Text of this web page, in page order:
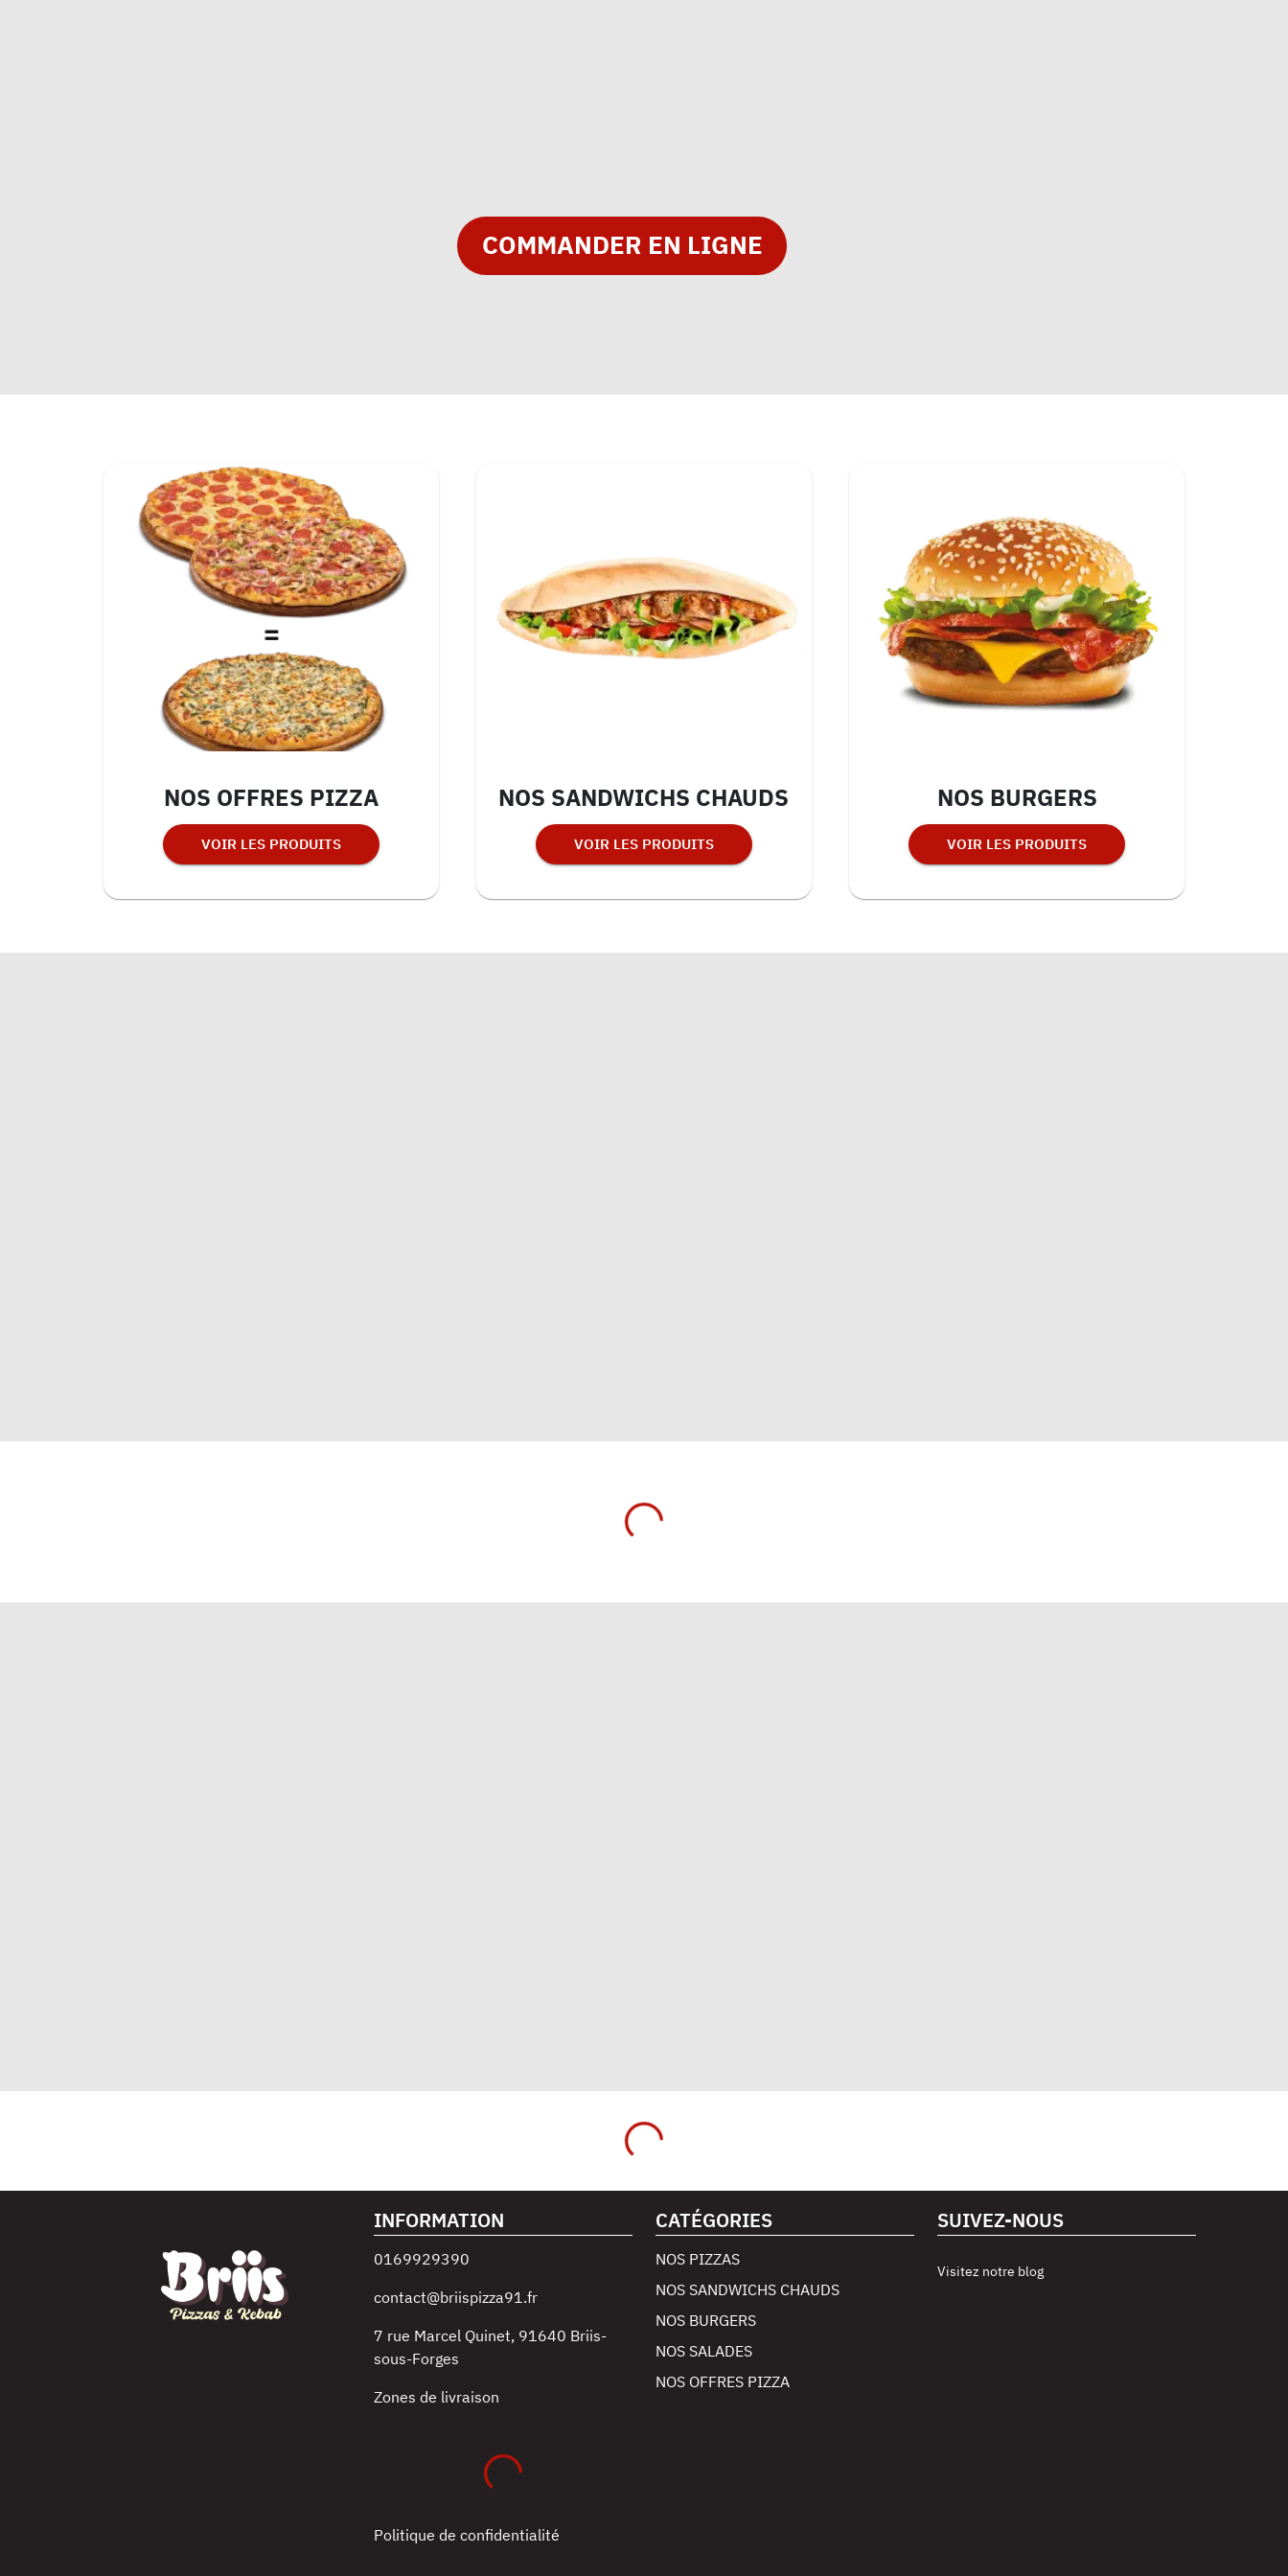
COMMANDER EN LIGNE
NOS OFFRES PIZZA
VOIR LES PRODUITS
NOS SANDWICHS CHAUDS
VOIR LES PRODUITS
NOS BURGERS
VOIR LES PRODUITS
INFORMATION
0169929390
contact@briispizza91.fr
7 rue Marcel Quinet, 91640 Briis-
sous-Forges
Zones de livraison
Politique de confidentialité
CATÉGORIES
NOS PIZZAS
NOS SANDWICHS CHAUDS
NOS BURGERS
NOS SALADES
NOS OFFRES PIZZA
SUIVEZ-NOUS
Visitez notre blog